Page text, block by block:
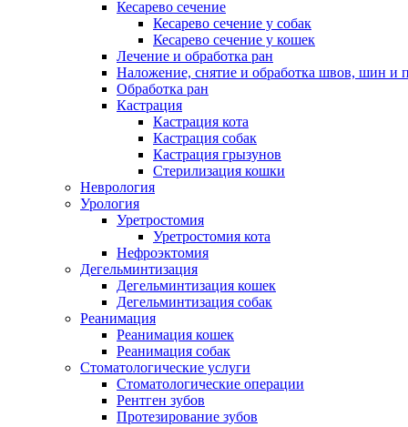
Кесарево сечение
Кесарево сечение у собак
Кесарево сечение у кошек
Лечение и обработка ран
Наложение, снятие и обработка швов, шин и
Обработка ран
Кастрация
Кастрация кота
Кастрация собак
Кастрация грызунов
Стерилизация кошки
Неврология
Урология
Уретростомия
Уретростомия кота
Нефроэктомия
Дегельминтизация
Дегельминтизация кошек
Дегельминтизация собак
Реанимация
Реанимация кошек
Реанимация собак
Стоматологические услуги
Стоматологические операции
Рентген зубов
Протезирование зубов